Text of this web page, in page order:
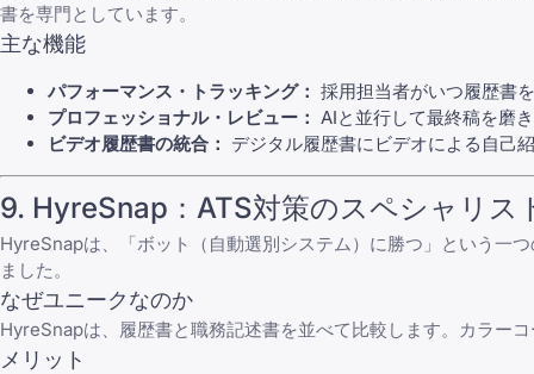
書を専門としています。
主な機能
パフォーマンス・トラッキング： 採用担当者がいつ履歴書
プロフェッショナル・レビュー： AIと並行して最終稿を磨
ビデオ履歴書の統合： デジタル履歴書にビデオによる自己
9. HyreSnap：ATS対策のスペシャリス
HyreSnapは、「ボット（自動選別システム）に勝つ」という一
ました。
なぜユニークなのか
HyreSnapは、履歴書と職務記述書を並べて比較します。カラー
メリット